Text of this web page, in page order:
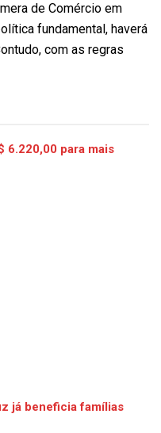
de Comércio em
fundamental, haverá
com as regras
6.220,00 para mais
já beneficia famílias